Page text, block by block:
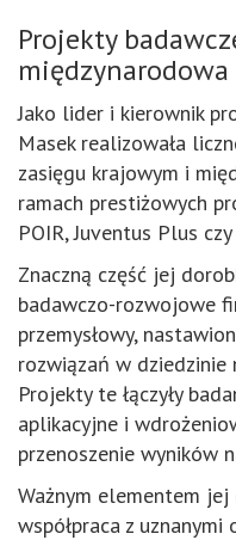
Projekty
międzynarodowa
Jako lider i kierownik
Masek realizowała
zasięgu krajowym i
ramach prestiżowych
POIR, Juventus Plus czy
Znaczną część jej
badawczo-rozwojowe
przemysłowy,
rozwiązań w dziedzinie
Projekty te łączyły
aplikacyjne i
przenoszenie wyników
Ważnym elementem
współpraca z